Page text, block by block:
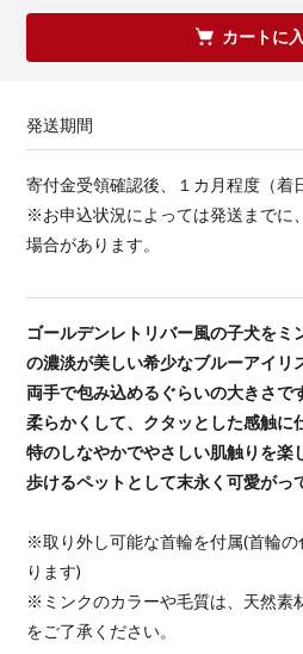
カートに
発送期間
寄付金受領確認後、１カ月程度（着
※お申込状況によっては発送までに
場合があります。
ゴールデンレトリバー風の子犬をミ
の濃淡が美しい希少なブルーアイリ
両手で包み込めるぐらいの大きさで
柔らかくして、クタッとした感触に
特のしなやかでやさしい肌触りを楽
歩けるペットとして末永く可愛がっ
※取り外し可能な首輪を付属(首輪
ります)
※ミンクのカラーや毛質は、天然素
をご了承ください。